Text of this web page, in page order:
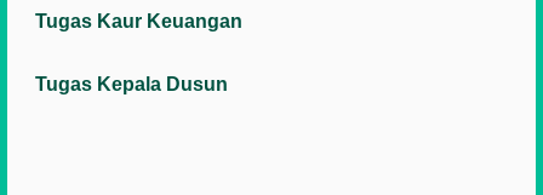
Tugas Kaur Keuangan
Tugas Kepala Dusun